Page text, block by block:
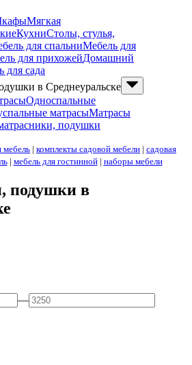
Мягкая
КухниСтолы, стулья,
для спальниМебель для
для прихожейДомашний
для сада
в Среднеуральске
Односпальные
матрасыМатрасы
подушки
мебель | комплекты садовой мебели | садовая
| мебель для гостинной| наборы мебели
подушки в
—